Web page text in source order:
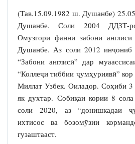
(Тав.15.09.1982 ш. Душанбе)
Душанбе. Соли 2004 ДДЗТ-
Омӯзгори фанни забони
Душанбе. Аз соли 2012 инҷониб
“Забони англисӣ” дар
“Коллеҷи тиббии ҷумҳуриявӣ”
Миллат Узбек. Оиладор. Соҳиби
як духтар. Собиқаи кории 8
соли 2020, аз “донишкадаи
ихтисос ва бозомӯзии
гузаштааст.